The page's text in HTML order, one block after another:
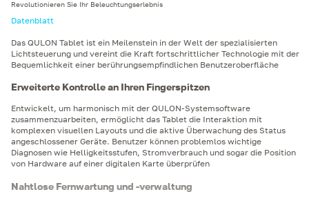
Revolutionieren Sie Ihr Beleuchtungserlebnis
Datenblatt
Das QULON Tablet ist ein Meilenstein in der Welt der spezialisierten
Lichtsteuerung und vereint die Kraft fortschrittlicher Technologie mit der
Bequemlichkeit einer berührungsempfindlichen Benutzeroberfläche
Erweiterte Kontrolle an Ihren Fingerspitzen
Entwickelt, um harmonisch mit der QULON-Systemsoftware
zusammenzuarbeiten, ermöglicht das Tablet die Interaktion mit
komplexen visuellen Layouts und die aktive Überwachung des Status
angeschlossener Geräte. Benutzer können problemlos wichtige
Diagnosen wie Helligkeitsstufen, Stromverbrauch und sogar die Position
von Hardware auf einer digitalen Karte überprüfen
Nahtlose Fernwartung und -verwaltung